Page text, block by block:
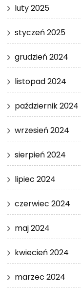
luty 2025
styczeń 2025
grudzień 2024
listopad 2024
październik 2024
wrzesień 2024
sierpień 2024
lipiec 2024
czerwiec 2024
maj 2024
kwiecień 2024
marzec 2024